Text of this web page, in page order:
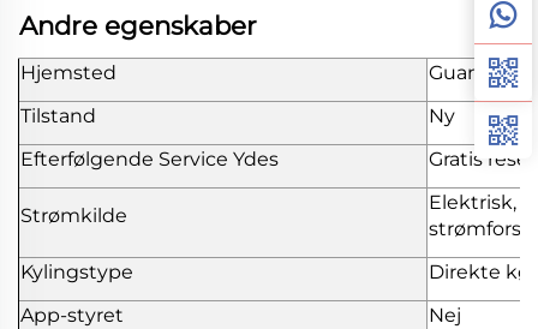
Andre egenskaber
Hjemsted
Tilstand
Ny
Efterfølgende Service Ydes
Gratis
Strømkilde
Elektrisk,
Kylingstype
Direkte
App-styret
Nej